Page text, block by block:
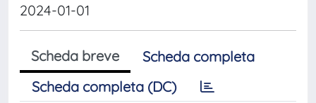
2024-01-01
Scheda breve
Scheda completa
Scheda completa (DC)